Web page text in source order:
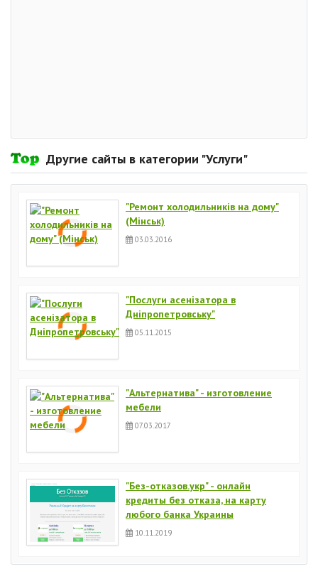
Другие сайты в категории "Услуги"
"Ремонт холодильників на дому"
(Мінськ)
03.03.2016
"Послуги асенізатора в
Дніпропетровську"
05.11.2015
"Альтернатива" - изготовление
мебели
07.03.2017
"Без-отказов.укр" - онлайн
кредиты без отказа, на карту
любого банка Украины
10.11.2019